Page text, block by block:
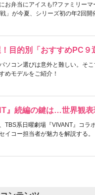
お弁当にアイスも!?ファミリー
」が今夏、シリーズ初の年2回開
目的別「おすすめPC９
ソコン選びは意外と難しい。そ
めモデルをご紹介！
』続編の鍵は…世界観
TBS系日曜劇場『VIVANT』コラ
イコー担当者が魅力を解説する。